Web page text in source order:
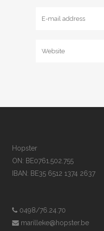
Hopster
ON: BE0761.502.755
IBAN: BE35 6512 1374 2637
0498/76.24.70
marilleke@hopster.be